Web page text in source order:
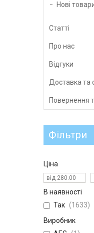
Нові
Статті
Про нас
Відгуки
Доставка та
Повернення
Фільтри
Ціна
В наявності
Так
1633
Виробник